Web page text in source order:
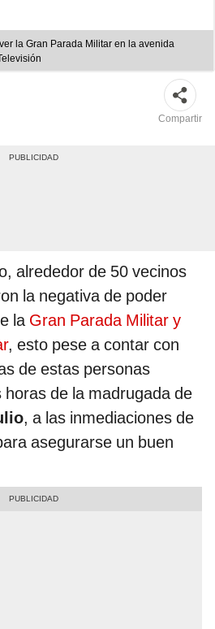
la Gran Parada Militar en la avenida
Compartir
alrededor de 50 vecinos
la negativa de poder
la Gran Parada Militar y
, esto pese a contar con
de estas personas
de la madrugada de
, a las inmediaciones de
asegurarse un buen